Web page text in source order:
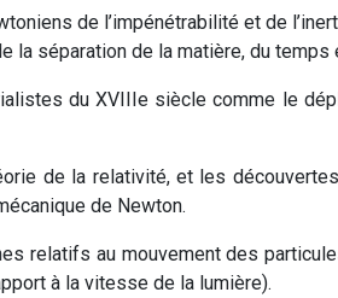
de l’impénétrabilité et de
la séparation de la matière, du temps
du XVIIIe siècle comme le
de la relativité, et les
de Newton.
relatifs au mouvement des
à la vitesse de la lumière).